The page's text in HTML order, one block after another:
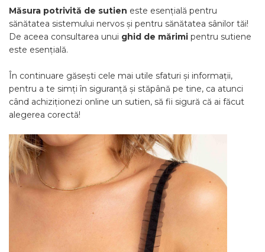
Măsura potrivită de sutien este esențială pentru
sănătatea sistemului nervos și pentru sănătatea sânilor tăi!
De aceea consultarea unui ghid de mărimi pentru sutiene
este esențială.
În continuare găsești cele mai utile sfaturi și informații,
pentru a te simți în siguranță și stăpână pe tine, ca atunci
când achiziționezi online un sutien, să fii sigură că ai făcut
alegerea corectă!